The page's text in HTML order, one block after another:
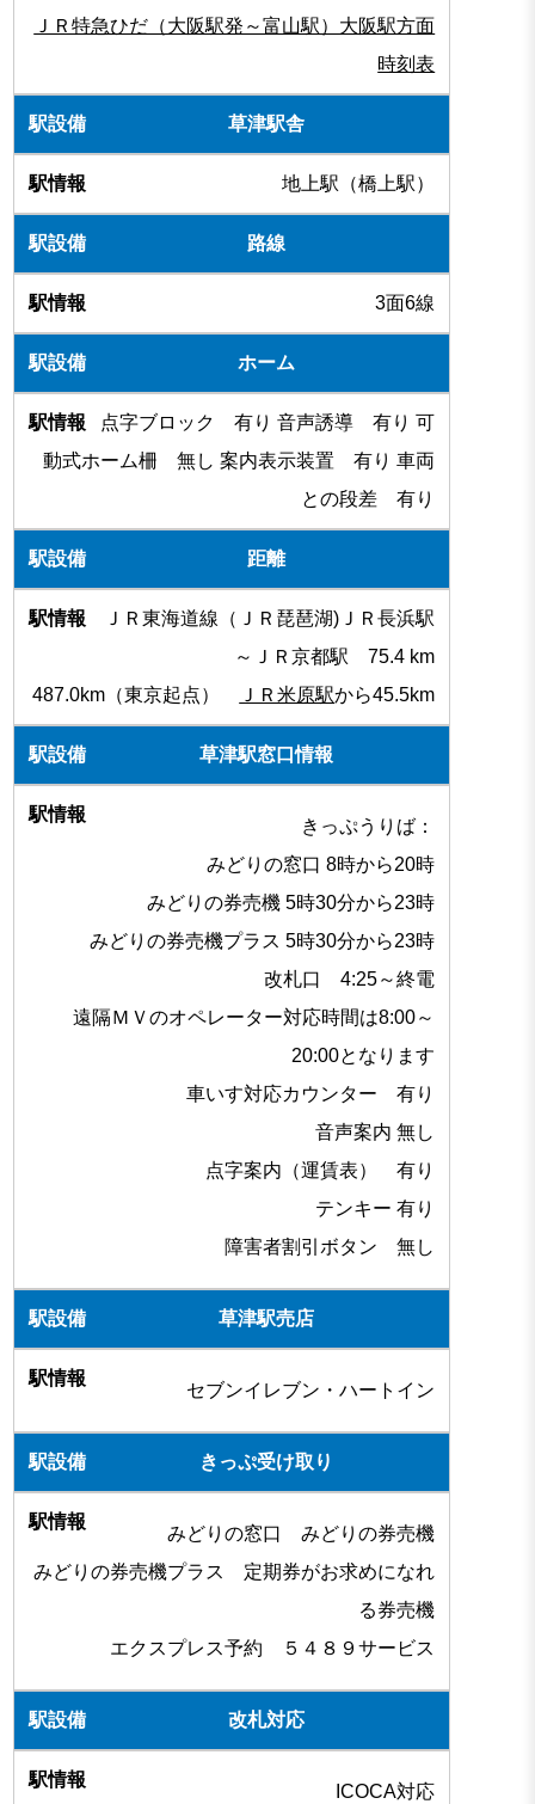
ＪＲ特急ひだ（大阪駅発～富山駅）大阪駅方面
時刻表
草津駅舎
地上駅（橋上駅）
路線
3面6線
ホーム
点字ブロック 有り 音声誘導 有り 可
動式ホーム柵 無し 案内表示装置 有り 車両
との段差 有り
距離
ＪＲ東海道線（ＪＲ琵琶湖)ＪＲ長浜駅
～ＪＲ京都駅 75.4 km
487.0km（東京起点）
ＪＲ米原駅から45.5km
草津駅窓口情報
きっぷうりば：
みどりの窓口 8時から20時
みどりの券売機 5時30分から23時
みどりの券売機プラス 5時30分から23時
改札口 4:25～終電
遠隔ＭＶのオペレーター対応時間は8:00～
20:00となります
車いす対応カウンター 有り
音声案内 無し
点字案内（運賃表） 有り
テンキー 有り
障害者割引ボタン 無し
草津駅売店
セブンイレブン・ハートイン
きっぷ受け取り
みどりの窓口 みどりの券売機
みどりの券売機プラス 定期券がお求めになれ
る券売機
エクスプレス予約 ５４８９サービス
改札対応
ICOCA対応